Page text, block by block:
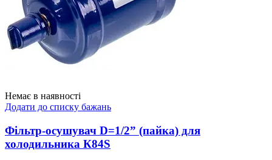
Немає в наявності
Додати до списку бажань
Фільтр-осушувач D=1/2” (пайка) для
холодильника К84S